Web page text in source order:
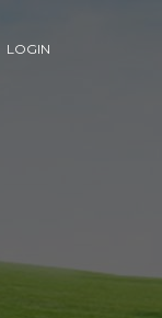
LOGIN